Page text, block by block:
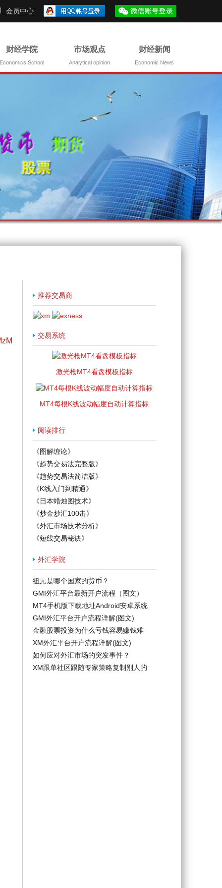
会员中心
财经学院
Economics School
市场观点
Analytical opinion
财经新闻
Economic News
推荐交易商
交易系统
激光枪MT4看盘模板指标
MT4每根K线波动幅度自动计算指标
阅读排行
《图解缠论》
《趋势交易法完整版》
《趋势交易法简洁版》
《K线入门到精通》
《日本蜡烛图技术》
《炒金炒汇100击》
《外汇市场技术分析》
《短线交易秘诀》
外汇学院
纽元是哪个国家的货币？
GMI外汇平台最新开户流程（图文）
MT4手机版下载地址Android安卓系统
GMI外汇平台开户流程详解(图文)
金融股票投资为什么亏钱容易赚钱难
XM外汇平台开户流程详解(图文)
如何应对外汇市场的突发事件？
XM跟单社区跟随专家策略复制别人的